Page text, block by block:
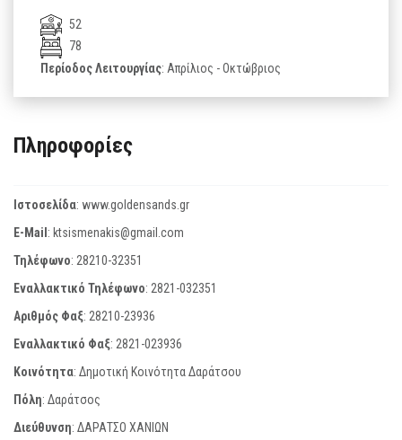
52
78
Περίοδος Λειτουργίας: Απρίλιος - Οκτώβριος
Πληροφορίες
Ιστοσελίδα: www.goldensands.gr
E-Mail: ktsismenakis@gmail.com
Τηλέφωνο: 28210-32351
Εναλλακτικό Τηλέφωνο: 2821-032351
Αριθμός Φαξ: 28210-23936
Εναλλακτικό Φαξ: 2821-023936
Κοινότητα: Δημοτική Κοινότητα Δαράτσου
Πόλη: Δαράτσος
Διεύθυνση: ΔΑΡΑΤΣΟ ΧΑΝΙΩΝ